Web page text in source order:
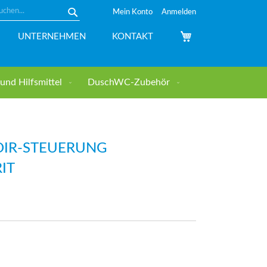
Mein Konto Anmelden
UNTERNEHMEN KONTAKT
Hilfsmittel DuschWC-Zubehör
STEUERUNG